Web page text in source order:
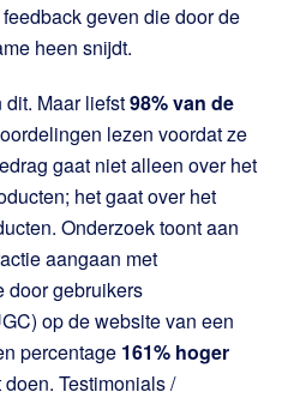
geven die door de
heen snijdt.
Maar liefst98% van de
lezen voordat ze
gaat niet alleen over het
het gaat over het
Onderzoek toont aan
aangaan met
door gebruikers
op de website van een
percentage 161% hoger
Testimonials /